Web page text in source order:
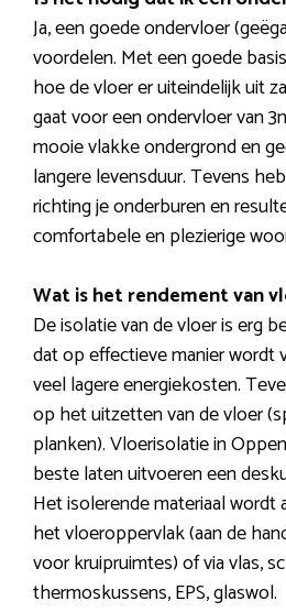
Ja, een goede ondervloer
voordelen. Met een goede
hoe de vloer er uiteindelijk uit
gaat voor een ondervloer van
mooie vlakke ondergrond en
langere levensduur. Tevens
richting je onderburen en
comfortabele en plezierige
Wat is het rendement van
De isolatie van de vloer is erg
dat op effectieve manier wordt
veel lagere energiekosten.
op het uitzetten van de vloer
planken). Vloerisolatie in
beste laten uitvoeren een
Het isolerende materiaal wordt
het vloeroppervlak (aan de
voor kruipruimtes) of via vlas,
thermoskussens, EPS, glaswol.